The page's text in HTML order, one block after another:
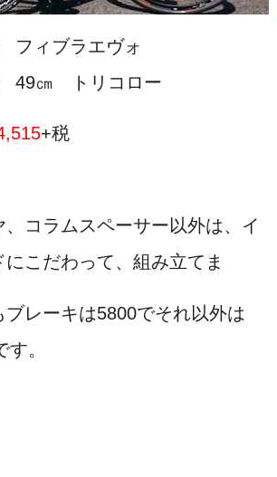
ィブラエヴォ
49㎝ トリコロー
+税
、コラムスペーサー以外は、イ
こだわって、組み立てま
ブレーキは5800でそれ以外は
。